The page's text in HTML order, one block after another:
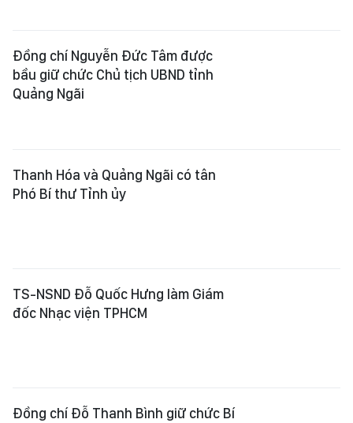
Đồng chí Nguyễn Đức Tâm được
bầu giữ chức Chủ tịch UBND tỉnh
Quảng Ngãi
Thanh Hóa và Quảng Ngãi có tân
Phó Bí thư Tỉnh ủy
TS-NSND Đỗ Quốc Hưng làm Giám
đốc Nhạc viện TPHCM
Đồng chí Đỗ Thanh Bình giữ chức Bí